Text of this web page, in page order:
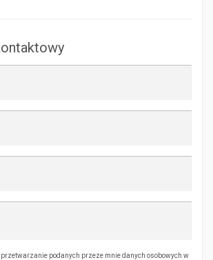
podanych przeze mnie danych osobowych w